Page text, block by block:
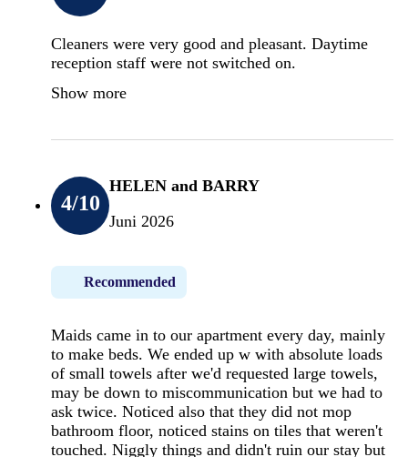
Cleaners were very good and pleasant. Daytime
reception staff were not switched on.
Show more
4/10
HELEN and BARRY
Juni 2026
Recommended
Maids came in to our apartment every day, mainly
to make beds. We ended up w with absolute loads
of small towels after we'd requested large towels,
may be down to miscommunication but we had to
ask twice. Noticed also that they did not mop
bathroom floor, noticed stains on tiles that weren't
touched. Niggly things and didn't ruin our stay but